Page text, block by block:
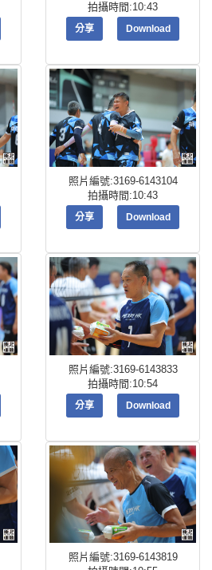
拍攝時間:10:43
分享 Download
照片編號:3169-6143104
拍攝時間:10:43
分享 Download
照片編號:3169-6143833
拍攝時間:10:54
分享 Download
照片編號:3169-6143819